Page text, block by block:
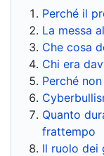
Perché il
La messa
Che cosa
Chi era
Perché
Quanto
frattempo
Il ruolo dei